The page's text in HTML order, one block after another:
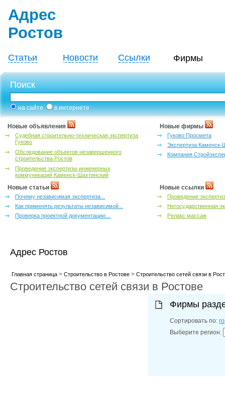
Адрес
Ростов
Статьи Новости Ссылки Фирмы
Поиск
на сайте в интернете
Новые объявления
Судебная строительно-техническая экспертиза
Гуково
Обследование объектов незавершенного
строительства Ростов
Проведение экспертизы инженерных
коммуникаций Каменск-Шахтинский
Новые фирмы
Гуково Просмета
Экспертиза Каменск-
Компания
Новые статьи
Почему независимая экспертиза...
Как применять результаты независимой...
Проверка проектной документации:...
Новые ссылки
Проведение
Негосударственная
Релакс массаж
Адрес Ростов
Главная страница> Строительство в Ростове> Строительство сетей связи в
Строительство сетей связи в Ростове
Фирмы
Сортировать по:
Выберите регион: